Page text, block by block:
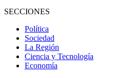
SECCIONES
Política
Sociedad
La Región
Ciencia y Tecnología
Economía